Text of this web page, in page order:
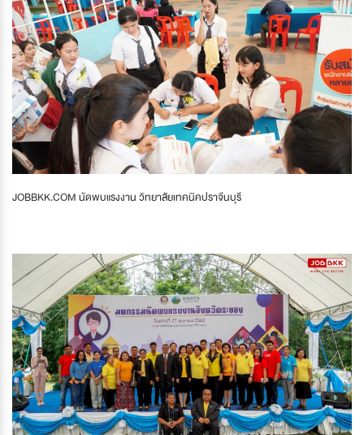
JOBBKK.COM นัดพบแรงงาน วิทยาลัยเทคนิคปราจีนบุรี